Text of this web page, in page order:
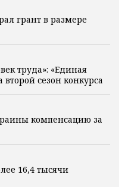
грант в размере
труда»: «Единая
сезон конкурса
компенсацию за
16,4 тысячи